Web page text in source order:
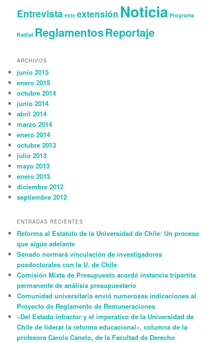
Entrevista exte extensión Noticia Programa
Radial ReglamentosReportaje
ARCHIVOS
junio 2015
enero 2015
octubre 2014
junio 2014
abril 2014
marzo 2014
enero 2014
octubre 2013
julio 2013
mayo 2013
enero 2013
diciembre 2012
septiembre 2012
ENTRADAS RECIENTES
Reforma al Estatuto de la Universidad de Chile: Un proceso
que sigue adelante
Senado normará vinculación de investigadores
posdoctorales con la U. de Chile
Comisión Mixta de Presupuesto acordó instancia tripartita
permanente de análisis presupuestario
Comunidad universitaria envió numerosas indicaciones al
Proyecto de Reglamento de Remuneraciones
«Del Estado infractor y el imperativo de la Universidad de
Chile de liderar la reforma educacional», columna de la
profesora Carola Canelo, de la Facultad de Derecho